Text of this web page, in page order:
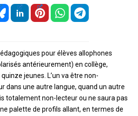
pour élèves allophones
antérieurement) en collège,
jeunes. L’un va être non-
dans une autre langue, quand un autre
totalement non-lecteur ou ne saura pas
palette de profils allant, en termes de